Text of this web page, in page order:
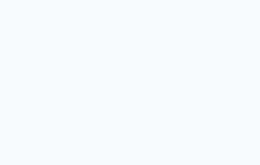
humana en su versión más